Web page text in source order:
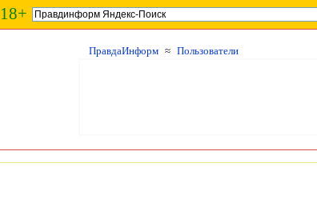
18+
ПравдаИнформ ≈ Пользователи